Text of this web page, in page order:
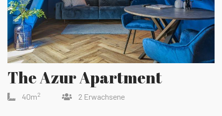
The Azur Apartment
40m2 2 Erwachsene